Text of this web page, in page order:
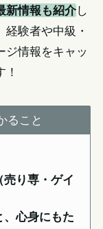
新情報も紹介し
験者や中級・
ジ情報をキャッ
ること
り専・ゲイ
心身にもた